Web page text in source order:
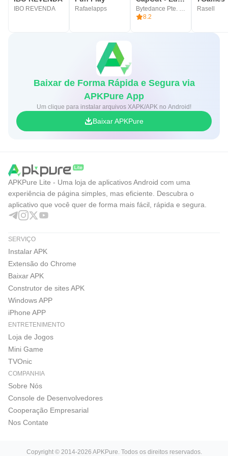
IBO REVENDA Rafaelapps
Bytedance Pte. Ltd.
8.2
Rasell
Baixar de Forma Rápida e Segura via
APKPure App
Um clique para instalar arquivos XAPK/APK no Android!
Baixar APKPure
APKPure Lite - Uma loja de aplicativos Android com uma
experiência de página simples, mas eficiente. Descubra o
aplicativo que você quer de forma mais fácil, rápida e segura.
SERVIÇO
Instalar APK
Extensão do Chrome
Baixar APK
Construtor de sites APK
Windows APP
iPhone APP
ENTRETENIMENTO
Loja de Jogos
Mini Game
TVOnic
COMPANHIA
Sobre Nós
Console de Desenvolvedores
Cooperação Empresarial
Nos Contate
Copyright © 2014-2026 APKPure. Todos os direitos reservados.